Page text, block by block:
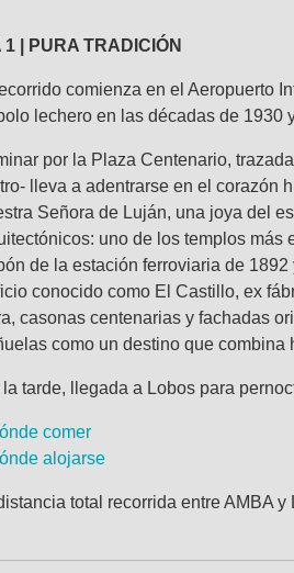
1 | PURA TRADICIÓN
comienza en el Aeropuerto
lechero en las décadas de 1930
por la Plaza Centenario,
lleva a adentrarse en el corazón
Señora de Luján, una joya del
uno de los templos
de la estación ferroviaria de
conocido como El Castillo, ex
casonas centenarias y fachadas
como un destino que combina
la tarde, llegada a Lobos para
comer
alojarse
total recorrida entre AMBA